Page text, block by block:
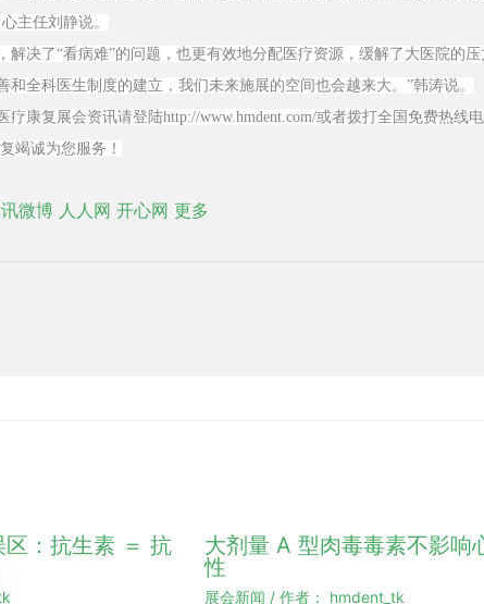
主任刘静说。
决了“看病难”的问题，也更有效地分配医疗资源，缓解了大医院的压
全科医生制度的建立，我们未来施展的空间也会越来大。”韩涛说。
疗康复展会资讯请登陆http://www.hmdent.com/或者拨打全国免费热线
竭诚为您服务！
微博 人人网 开心网 更多
区：抗生素 ＝ 抗
大剂量 A 型肉毒毒素不影响
性
展会新闻 / 作者： hmdent_tk